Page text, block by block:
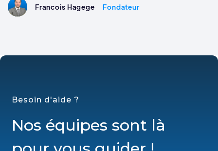
Francois Hagege Fondateur
Besoin d'aide ?
Nos équipes sont là